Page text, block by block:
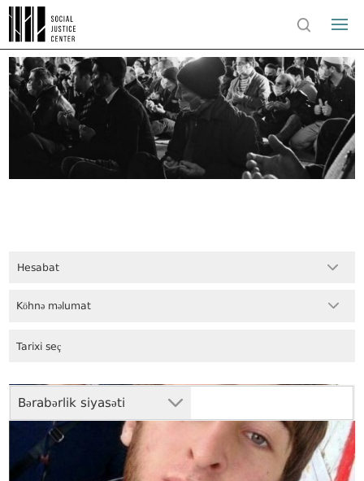
Hesabat
Bərabərlik siyasəti
Köhnə məlumat